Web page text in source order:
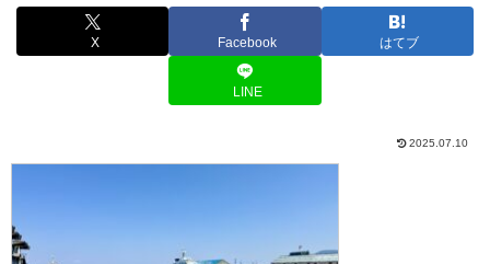
X Facebook はてブ
LINE
2025.07.10